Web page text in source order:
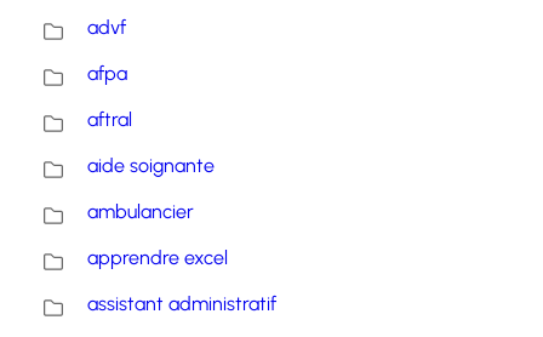
advf
afpa
aftral
aide soignante
ambulancier
apprendre excel
assistant administratif